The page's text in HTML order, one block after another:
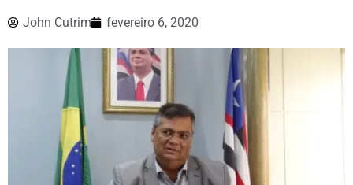
John Cutrim fevereiro 6, 2020